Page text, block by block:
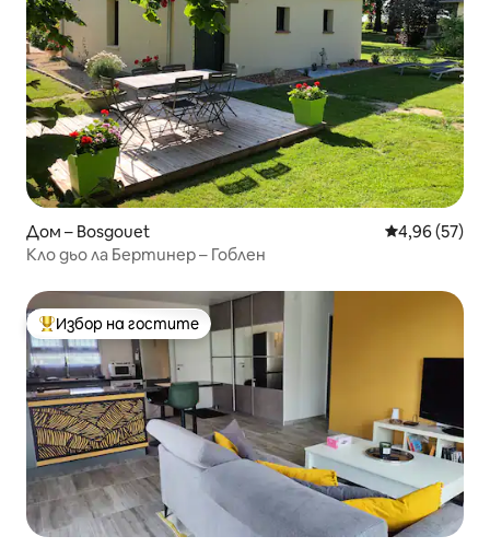
Дом – Bosgouet Средна
4,96 (57)
Кло дьо ла Бертинер – Гоблен
Най-популярен избор на гостите
Избор на гостите